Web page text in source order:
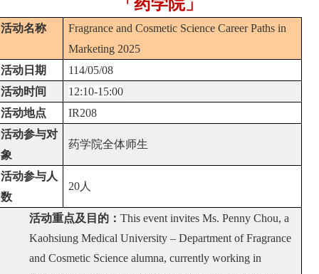
活动名称
Fragrance and Cosmetic Science Career Paths in
Marketing 2025
活动日期
114/05/08
活动时间
12:10-15:00
活动地点
IR208
活动参与对
象
药学院全体师生
活动参与人
数
20 人
活动重点及目的：This event invites Ms. Penny Chou, a
Kaohsiung Medical University – Department of Fragrance
and Cosmetic Science alumna, currently working in